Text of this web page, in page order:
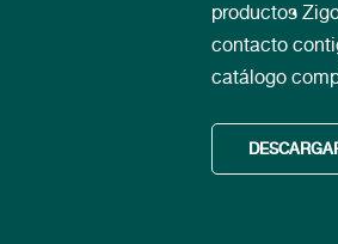
productos
contacto
catálogo